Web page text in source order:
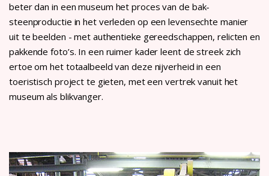
beter dan in een museum het proces van de bak-
steenproductie in het verleden op een levensechte manier
uit te beelden - met authentieke gereedschappen, relicten en
pakkende foto’s. In een ruimer kader leent de streek zich
ertoe om het totaalbeeld van deze nijverheid in een
toeristisch project te gieten, met een vertrek vanuit het
museum als blikvanger.